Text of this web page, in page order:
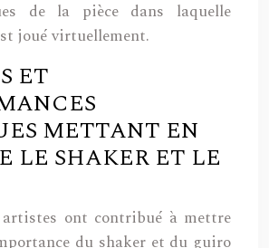
de la pièce dans laquelle
joué virtuellement.
ET
METTANT EN
LE SHAKER ET LE
artistes ont contribué à mettre
du shaker et du guiro